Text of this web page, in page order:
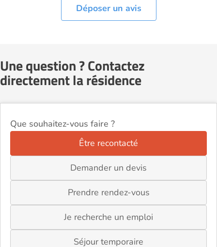
Déposer un avis
Une question ? Contactez
directement la résidence
Que souhaitez-vous faire ?
Être recontacté
Demander un devis
Prendre rendez-vous
Je recherche un emploi
Séjour temporaire